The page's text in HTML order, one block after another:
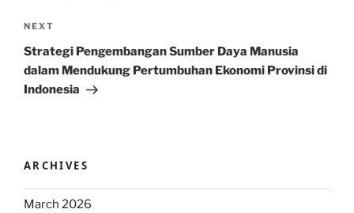
Next
Post
NEXT
Strategi Pengembangan Sumber Daya Manusia
dalam Mendukung Pertumbuhan Ekonomi Provinsi di
Indonesia
ARCHIVES
March 2026